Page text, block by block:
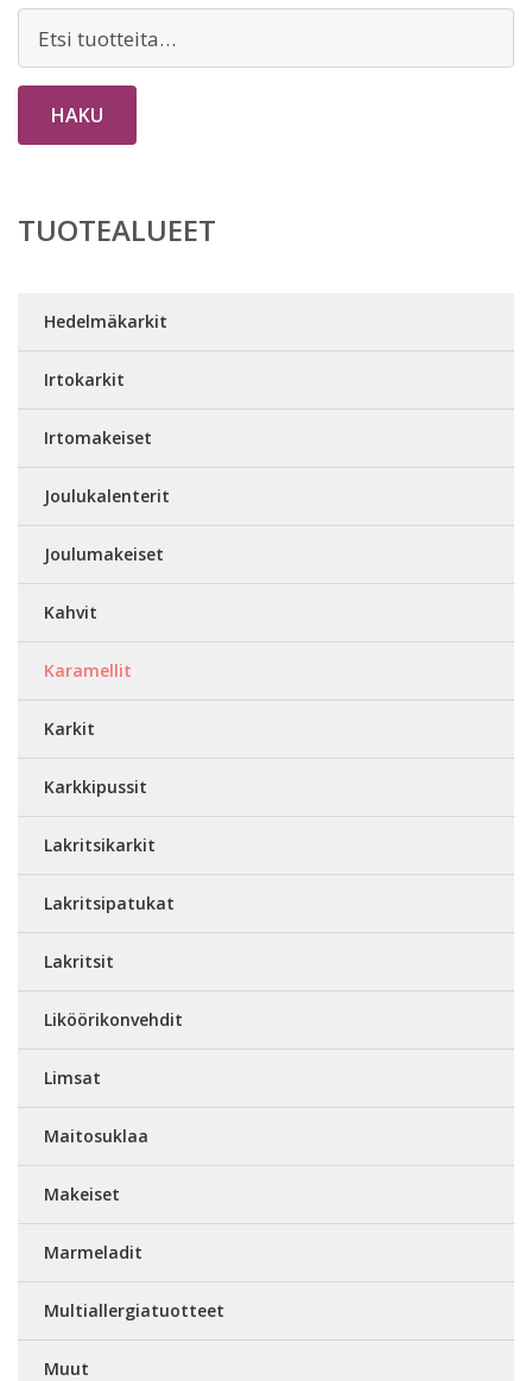
HAKU
TUOTEALUEET
Hedelmäkarkit
Irtokarkit
Irtomakeiset
Joulukalenterit
Joulumakeiset
Kahvit
Karamellit
Karkit
Karkkipussit
Lakritsikarkit
Lakritsipatukat
Lakritsit
Liköörikonvehdit
Limsat
Maitosuklaa
Makeiset
Marmeladit
Multiallergiatuotteet
Muut